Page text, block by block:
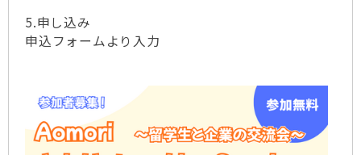
5.申し込み
申込フォームより入力